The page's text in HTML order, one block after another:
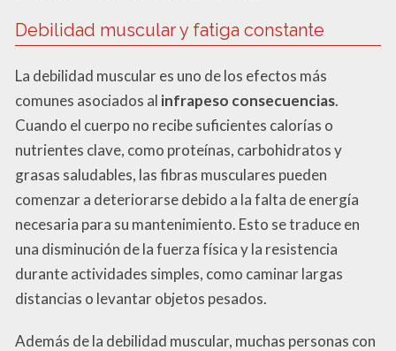
Debilidad muscular y fatiga constante
La debilidad muscular es uno de los efectos más
comunes asociados al infrapeso consecuencias.
Cuando el cuerpo no recibe suficientes calorías o
nutrientes clave, como proteínas, carbohidratos y
grasas saludables, las fibras musculares pueden
comenzar a deteriorarse debido a la falta de energía
necesaria para su mantenimiento. Esto se traduce en
una disminución de la fuerza física y la resistencia
durante actividades simples, como caminar largas
distancias o levantar objetos pesados.
Además de la debilidad muscular, muchas personas con